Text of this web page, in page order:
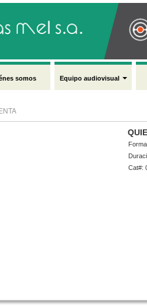
somos Equipo audiovisual
Cat#: